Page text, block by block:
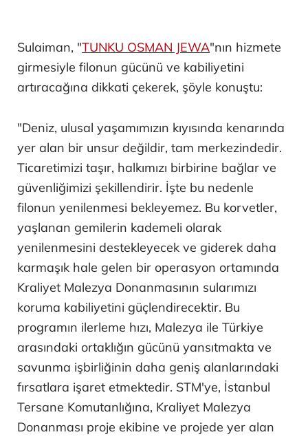
Sulaiman, "TUNKU OSMAN JEWA"nın hizmete
girmesiyle filonun gücünü ve kabiliyetini
artıracağına dikkati çekerek, şöyle konuştu:
"Deniz, ulusal yaşamımızın kıyısında kenarında
yer alan bir unsur değildir, tam merkezindedir.
Ticaretimizi taşır, halkımızı birbirine bağlar ve
güvenliğimizi şekillendirir. İşte bu nedenle
filonun yenilenmesi bekleyemez. Bu korvetler,
yaşlanan gemilerin kademeli olarak
yenilenmesini destekleyecek ve giderek daha